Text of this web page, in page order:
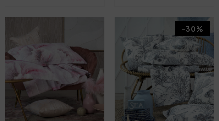
-30%